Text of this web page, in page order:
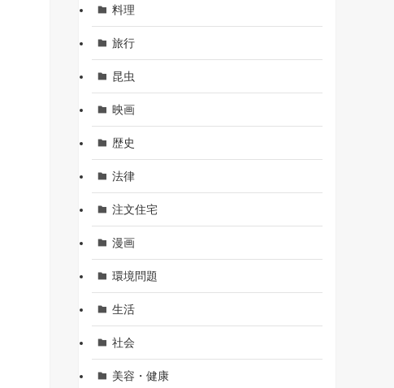
料理
旅行
昆虫
映画
歴史
法律
注文住宅
漫画
環境問題
生活
社会
美容・健康